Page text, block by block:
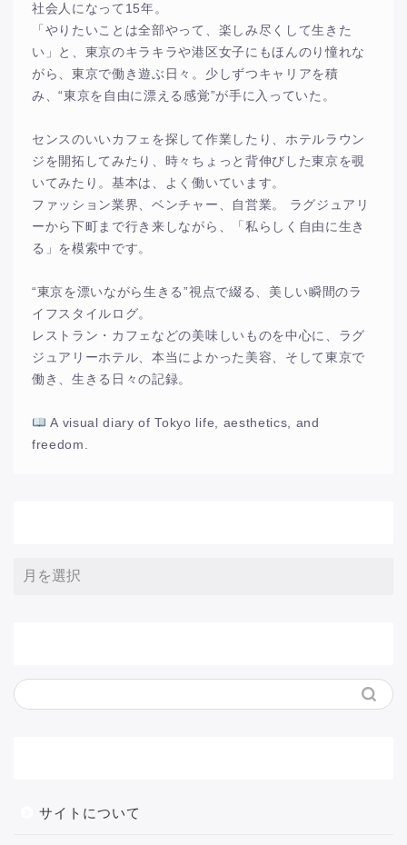
社会人になって15年。
「やりたいことは全部やって、楽しみ尽くして生きた
い」と、東京のキラキラや港区女子にもほんのり憧れな
がら、東京で働き遊ぶ日々。少しずつキャリアを積
み、“東京を自由に漂える感覚”が手に入っていた。
センスのいいカフェを探して作業したり、ホテルラウン
ジを開拓してみたり、時々ちょっと背伸びした東京を覗
いてみたり。基本は、よく働いています。
ファッション業界、ベンチャー、自営業。 ラグジュアリ
ーから下町まで行き来しながら、「私らしく自由に生き
る」を模索中です。
“東京を漂いながら生きる”視点で綴る、美しい瞬間のラ
イフスタイルログ。
レストラン・カフェなどの美味しいものを中心に、ラグ
ジュアリーホテル、本当によかった美容、そして東京で
働き、生きる日々の記録。
A visual diary of Tokyo life, aesthetics, and
freedom.
サイトについて